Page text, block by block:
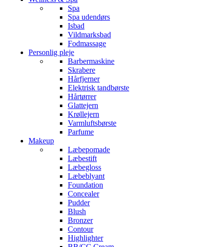
Spa
Spa udendørs
Isbad
Vildmarksbad
Fodmassage
Personlig pleje
Barbermaskine
Skrabere
Hårfjerner
Elektrisk tandbørste
Hårtørrer
Glattejern
Krøllejern
Varmluftsbørste
Parfume
Makeup
Læbepomade
Læbestift
Læbegloss
Læbeblyant
Foundation
Concealer
Pudder
Blush
Bronzer
Contour
Highlighter